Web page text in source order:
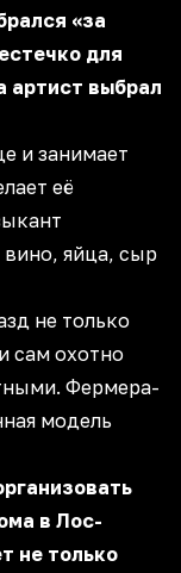
«за
для
артист выбрал
и занимает
её
яйца, сыр
не только
сам охотно
Фермера-
модель
в Лос-
не только